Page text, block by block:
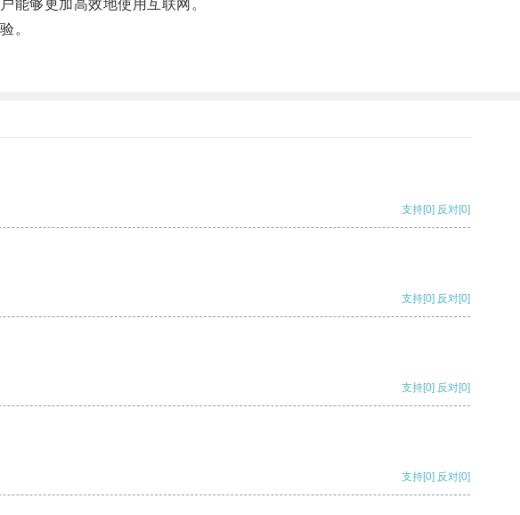
够更加高效地使用互联网。
。
支持[0] 反对[0]
支持[0] 反对[0]
支持[0] 反对[0]
支持[0] 反对[0]